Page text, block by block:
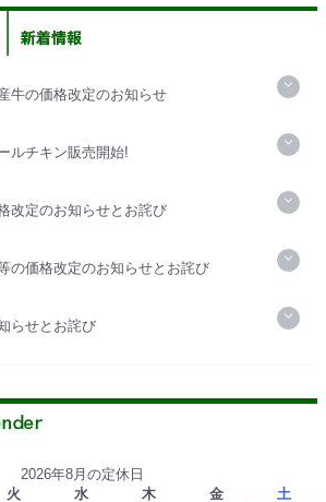
牛の価格改定のお知らせ
ルチキン販売開始!
改定のお知らせとお詫び
の価格改定のお知らせとお詫び
らせとお詫び
2026年8月の定休日
火 水 木 金
土